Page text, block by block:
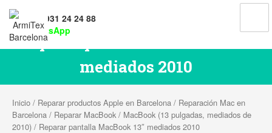
Tel: 931 24 24 88
WhatsApp
Reparar pantalla MacBook 13″
mediados 2010
Inicio / Reparar productos Apple en Barcelona / Reparación Mac en
Barcelona / Reparar MacBook / MacBook (13 pulgadas, mediados de
2010) / Reparar pantalla MacBook 13″ mediados 2010